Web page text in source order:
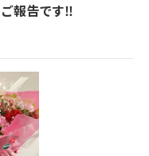
報告です‼